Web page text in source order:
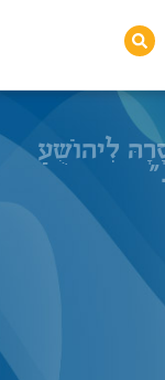
לִיהוֹשֻׁעַ